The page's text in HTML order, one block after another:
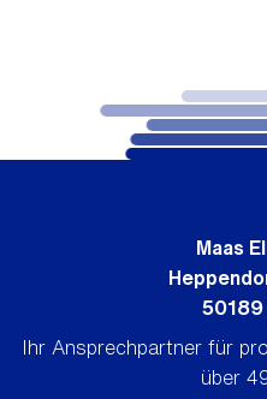
Maas
50189
Ihr Ansprechpartner für
über